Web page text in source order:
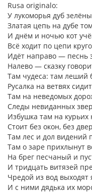
Rusa originalo:
У лукоморья дуб
Златая цепь на дубе
И днём и ночью кот
Всё ходит по цепи
Идёт направо — песнь
Налево — сказку
Там чудеса: там леший
Русалка на ветвях
Там на неведомых
Следы невиданных
Избушка там на курьих
Стоит без окон, без
Там лес и дол видений
Там о заре прихлынут
На брег песчаный и
И тридцать витязей
Чредой из вод выходят
И с ними дядька их